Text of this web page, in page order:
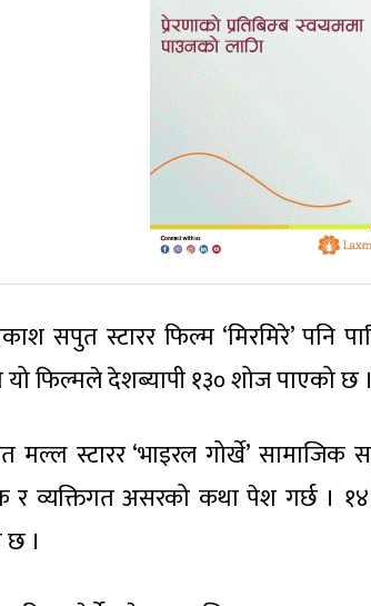
सपुत स्टारर फिल्म ‘मिरमिरे’ पनि
फिल्मले देशब्यापी १३० शोज पाएको छ ।
मल्ल स्टारर ‘भाइरल गोर्खे’ सामाजिक
र व्यक्तिगत असरको कथा पेश गर्छ ।
।